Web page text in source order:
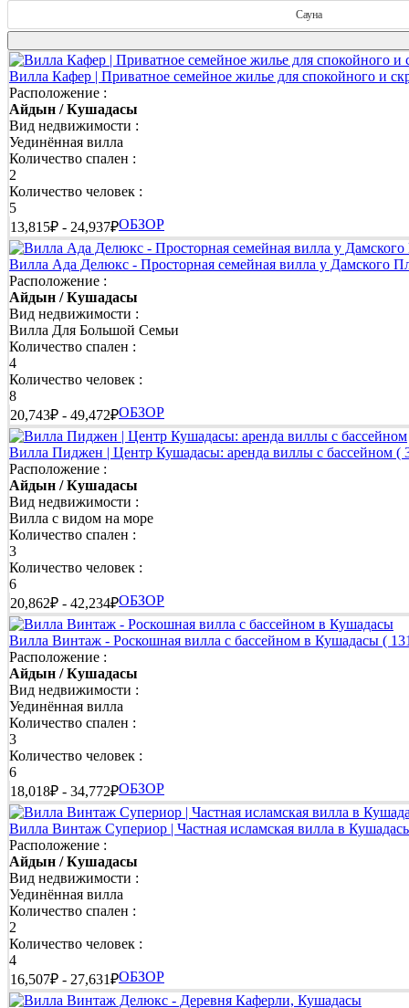
Виллы с частным бассейном в Кушадасы - полная
Ваш собственный бассейн позволяет купаться в любое время
Каменные виллы Кушадасы в эгейском стиле
Традиционная каменная архитектура, прохлада помещений,
Виллы с джакузи в Кушадасы - отдых с видом
Джакузи с видом на море или сад дарит ощущение роскоши и
Семейные дома в Кушадасы - безопасно и просторно
Большие жилые зоны, детские бассейны, оборудованные
Люксовые виллы Кушадасы с VIP-сервисом
Гостям предлагаются услуги личного шеф-повара,
Бюджетные летние дома в Кушадасы - доступный
Чистые, светлые и расположенные недалеко от пляжа, эти
Сауна
Вилла Кафер | Приватное семейное жилье для спокойного и
Расположение :
Айдын / Кушадасы
Вид недвижимости :
Уединённая вилла
Количество спален :
2
Количество человек :
5
13,815₽ - 24,937₽ОБЗОР
Вилла Ада Делюкс - Просторная семейная вилла у Дамского
Расположение :
Айдын / Кушадасы
Вид недвижимости :
Вилла Для Большой Семьи
Количество спален :
4
Количество человек :
8
20,743₽ - 49,472₽ОБЗОР
Вилла Пиджен | Центр Кушадасы: аренда виллы с бассейном (
Расположение :
Айдын / Кушадасы
Вид недвижимости :
Вилла с видом на море
Количество спален :
3
Количество человек :
6
20,862₽ - 42,234₽ОБЗОР
Вилла Винтаж - Роскошная вилла с бассейном в Кушадасы (
Расположение :
Айдын / Кушадасы
Вид недвижимости :
Уединённая вилла
Количество спален :
3
Количество человек :
6
18,018₽ - 34,772₽ОБЗОР
Вилла Винтаж Супериор | Частная исламская вилла в
Расположение :
Айдын / Кушадасы
Вид недвижимости :
Уединённая вилла
Количество спален :
2
Количество человек :
4
16,507₽ - 27,631₽ОБЗОР